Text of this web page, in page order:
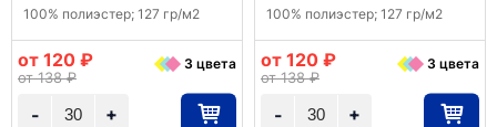
100% полиэстер; 127 гр/м2
+
-
от 120 ₽
от 138 ₽
3 цвета
100% полиэстер; 127 гр/м2
+
-
от 120 ₽
от 138 ₽
3 цвета